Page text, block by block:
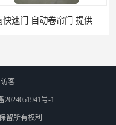
云南快速门 自动卷帘门 提供免费样品
客
2024051941号-1
留所有权利.